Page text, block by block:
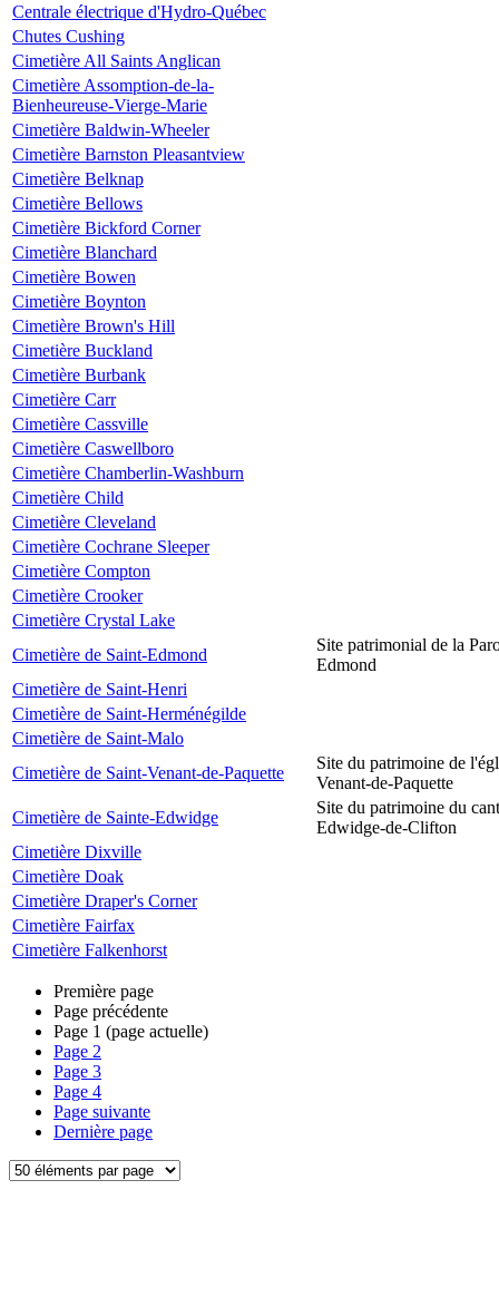
Centrale électrique d'Hydro-Québec
Chutes Cushing
Cimetière All Saints Anglican
Cimetière Assomption-de-la-
Bienheureuse-Vierge-Marie
Cimetière Baldwin-Wheeler
Cimetière Barnston Pleasantview
Cimetière Belknap
Cimetière Bellows
Cimetière Bickford Corner
Cimetière Blanchard
Cimetière Bowen
Cimetière Boynton
Cimetière Brown's Hill
Cimetière Buckland
Cimetière Burbank
Cimetière Carr
Cimetière Cassville
Cimetière Caswellboro
Cimetière Chamberlin-Washburn
Cimetière Child
Cimetière Cleveland
Cimetière Cochrane Sleeper
Cimetière Compton
Cimetière Crooker
Cimetière Crystal Lake
Cimetière de Saint-Edmond
Site patrimonial de la
Edmond
Cimetière de Saint-Henri
Cimetière de Saint-Herménégilde
Cimetière de Saint-Malo
Cimetière de Saint-Venant-de-Paquette
Site du patrimoine de
Venant-de-Paquette
Cimetière de Sainte-Edwidge
Site du patrimoine du
Edwidge-de-Clifton
Cimetière Dixville
Cimetière Doak
Cimetière Draper's Corner
Cimetière Fairfax
Cimetière Falkenhorst
Première page
Page précédente
Page 1 (page actuelle)
Page 2
Page 3
Page 4
Page suivante
Dernière page